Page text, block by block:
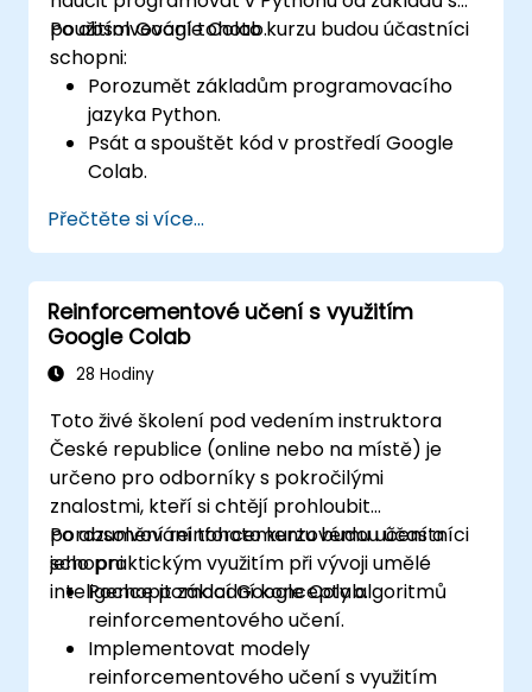
použitím Google Colab.
Po absolvování tohoto kurzu budou účastníci
schopni:
Porozumět základům programovacího
jazyka Python.
Psát a spouštět kód v prostředí Google
Colab.
průběhu programu v Pythonu.
Vytvářet funkce za účelem efektivní
organizace a opětovného použití kódu.
Seznámit se s základními knihovnami
určenými k programování v Pythonu.
Přečtěte si více...
Reinforcementové učení s využitím
Google Colab
28 Hodiny
Toto živé školení pod vedením instruktora
České republice (online nebo na místě) je
určeno pro odborníky s pokročilými
znalostmi, kteří si chtějí prohloubit
porozumění reinforcementovému učení a
jeho praktickým využitím při vývoji umělé
inteligence pomocí Google Colab.
Po absolvování tohoto kurzu budou účastníci
schopni:
Pochopit základní koncepty algoritmů
reinforcementového učení.
Implementovat modely
reinforcementového učení s využitím